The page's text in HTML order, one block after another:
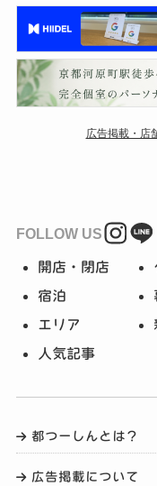
広告掲載・店
FOLLOW US
開店・閉店
宿泊
エリア
人気記事
都つーしんとは？
広告掲載について